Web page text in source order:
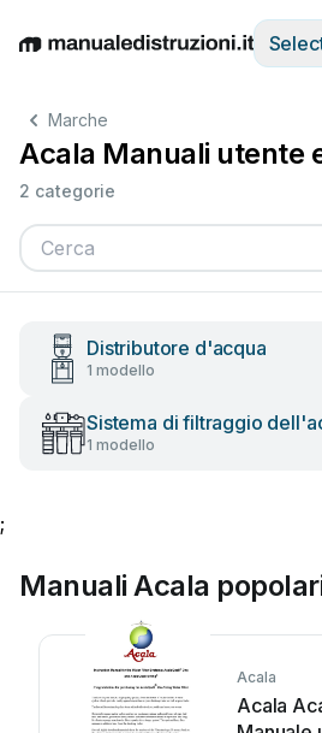
EnglishDeutschEspañolItaliano
Marche
Acala Manuali utente
2 categorie
Distributore d'acqua
1 modello
Sistema di filtraggio
1 modello
;
Manuali Acala
Acala
Acala